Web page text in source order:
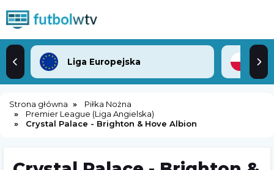
Liga Europejska 2.
Strona główna
Piłka Nożna
Premier League (Liga Angielska)
Crystal Palace - Brighton & Hove Albion